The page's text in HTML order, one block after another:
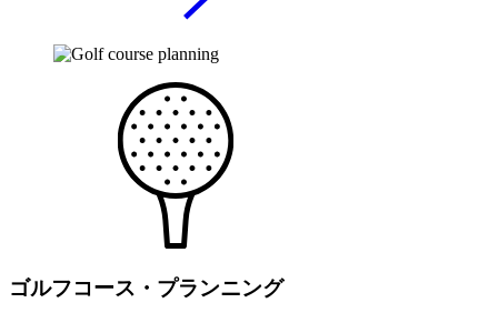
ゴルフコース・プランニング